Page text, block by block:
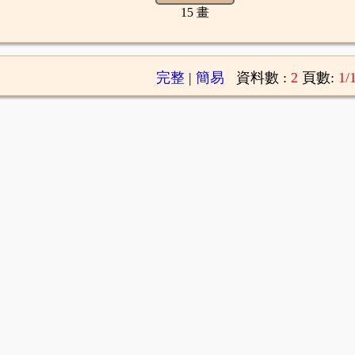
15 畫
完整| 簡易 資料數 : 2 頁數: 1/